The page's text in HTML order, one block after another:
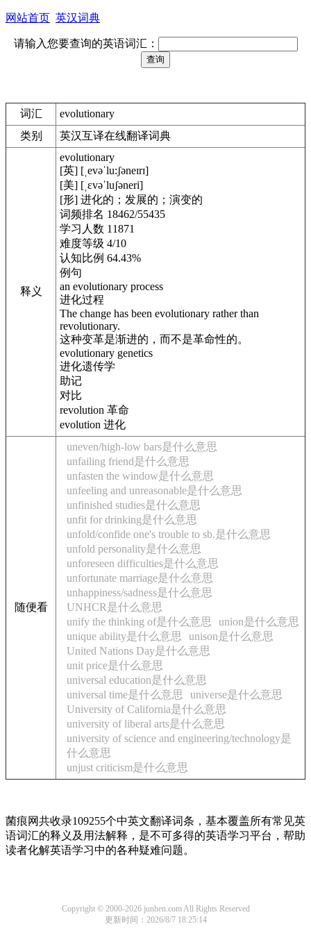
网站首页 英汉词典
请输入您要查询的英语词汇：
词汇
evolutionary
类别
英汉互译在线翻译词典
释义
evolutionary
[英] [ˌevəˈlu:ʃəneɪrɪ]
[美] [ˌɛvəˈluʃəneri]
[形] 进化的；发展的；演变的
词频排名 18462/55435
学习人数 11871
难度等级 4/10
认知比例 64.43%
例句
an evolutionary process
进化过程
The change has been evolutionary rather than
revolutionary.
这种变革是渐进的，而不是革命性的。
evolutionary genetics
进化遗传学
助记
对比
revolution 革命
evolution 进化
随便看
uneven/high-low bars是什么意思
unfailing friend是什么意思
unfasten the window是什么意思
unfeeling and unreasonable是什么意思
unfinished studies是什么意思
unfit for drinking是什么意思
unfold/confide one's trouble to sb.是什么意思
unfold personality是什么意思
unforeseen difficulties是什么意思
unfortunate marriage是什么意思
unhappiness/sadness是什么意思
UNHCR是什么意思
unify the thinking of是什么意思
union是什么意思
unique ability是什么意思
unison是什么意思
United Nations Day是什么意思
unit price是什么意思
universal education是什么意思
universal time是什么意思
universe是什么意思
University of California是什么意思
university of liberal arts是什么意思
university of science and engineering/technology是
什么意思
unjust criticism是什么意思
菌痕网共收录109255个中英文翻译词条，基本覆盖所有常见英
语词汇的释义及用法解释，是不可多得的英语学习平台，帮助
读者化解英语学习中的各种疑难问题。
Copyright © 2000-2026 junhen.com All Rights Reserved
更新时间：2026/8/7 18:25:14